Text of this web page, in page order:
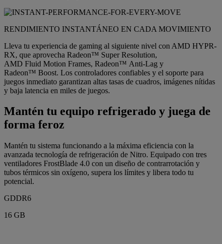
RENDIMIENTO INSTANTÁNEO EN CADA MOVIMIENTO
Lleva tu experiencia de gaming al siguiente nivel con AMD HYPR-
RX, que aprovecha Radeon™ Super Resolution,
AMD Fluid Motion Frames, Radeon™ Anti-Lag y
Radeon™ Boost. Los controladores confiables y el soporte para
juegos inmediato garantizan altas tasas de cuadros, imágenes nítidas
y baja latencia en miles de juegos.
Mantén tu equipo refrigerado y juega de
forma feroz
Mantén tu sistema funcionando a la máxima eficiencia con la
avanzada tecnología de refrigeración de Nitro. Equipado con tres
ventiladores FrostBlade 4.0 con un diseño de contrarrotación y
tubos térmicos sin oxígeno, supera los límites y libera todo tu
potencial.
GDDR6
16 GB